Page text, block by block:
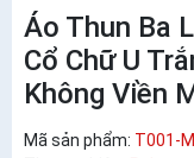
Áo Thun Ba
Cổ Chữ U
Không Viền
Mã sản phẩm: T001-